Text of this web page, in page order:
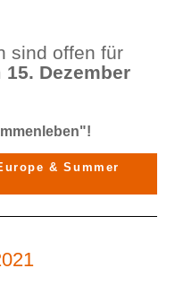
sind offen für
15. Dezember
& Summer